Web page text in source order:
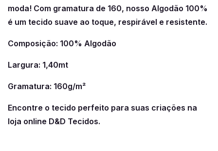
moda! Com gramatura de 160, nosso Algodão 100%
é um tecido suave ao toque, respirável e resistente.
Composição: 100% Algodão
Largura: 1,40mt
Gramatura: 160g/m²
Encontre o tecido perfeito para suas criações na
loja online D&D Tecidos.